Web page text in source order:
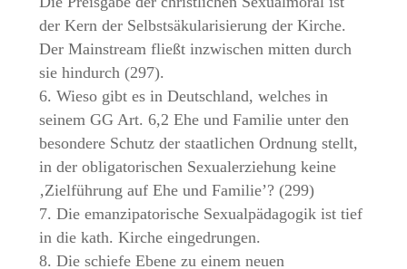
der Kern der Selbstsäkularisierung der Kirche.
Der Mainstream fließt inzwischen mitten durch
sie hindurch (297).
6. Wieso gibt es in Deutschland, welches in
seinem GG Art. 6,2 Ehe und Familie unter den
besondere Schutz der staatlichen Ordnung stellt,
in der obligatorischen Sexualerziehung keine
‚Zielführung auf Ehe und Familie’? (299)
7. Die emanzipatorische Sexualpädagogik ist tief
in die kath. Kirche eingedrungen.
8. Die schiefe Ebene zu einem neuen